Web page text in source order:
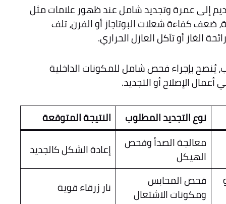
إلى عمرة وتجديد شامل عند ظهور علامات مثل
ضعف كفاءة شعلات البوتاجاز أو الفرن، تلف
الغاز أو تآكل العازل الحراري.
يُنصح بإجراء فحص شامل للمكونات الداخلية
الإصلاح أو التجديد.
نوع التجديد المطلوب
النتيجة المتوقعة
معالجة الصدأ وفحص
الهيكل
إعادة الشكل كالجديد
فحص المحابس
ومكونات الاشتعال
نار زرقاء قوية